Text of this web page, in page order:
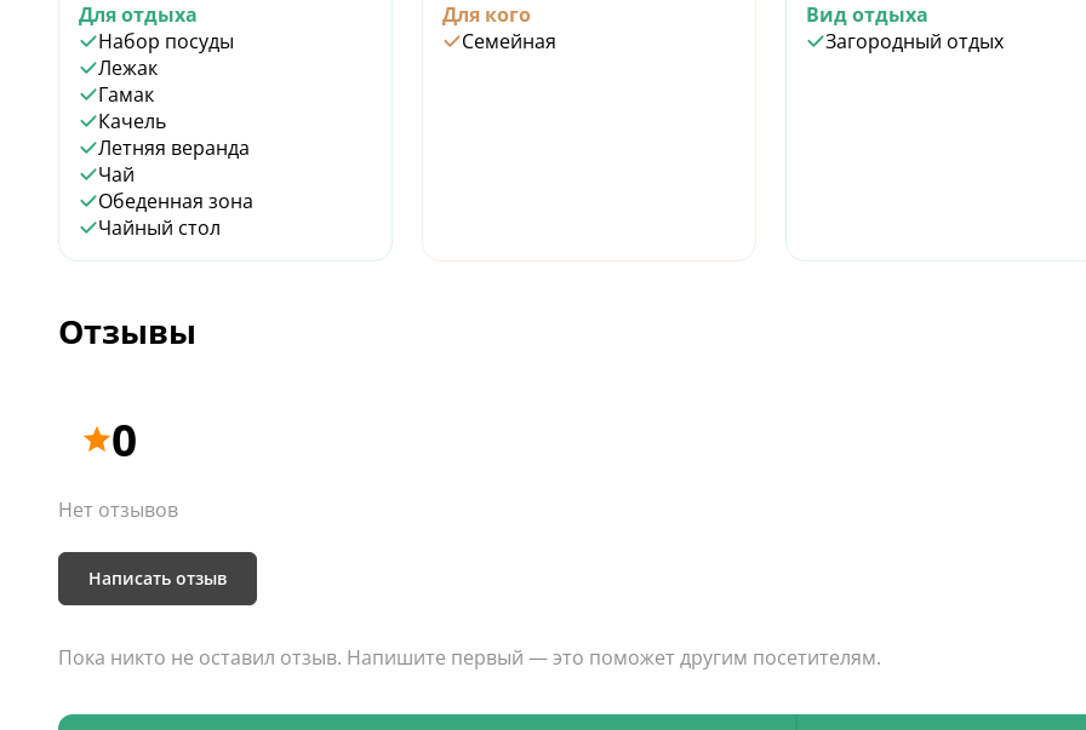
Для отдыха
Набор посуды
Лежак
Гамак
Качель
Летняя веранда
Чай
Обеденная зона
Чайный стол
Для кого
Семейная
Вид отдыха
Загородный отдых
Отзывы
0
Нет отзывов
Написать отзыв
Пока никто не оставил отзыв. Напишите первый — это поможет другим посетителям.